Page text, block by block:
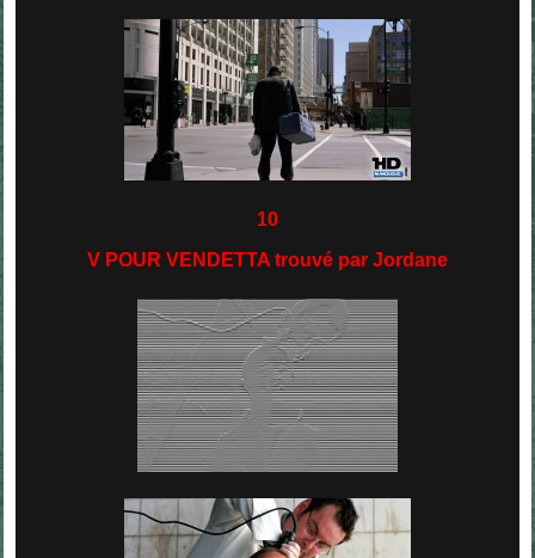
10
V POUR VENDETTA trouvé par Jordane